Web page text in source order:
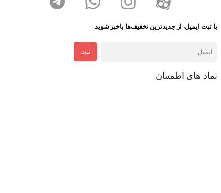
با ثبت ایمیل، از جدید‌ترین تخفیف‌ها با‌خبر شوید
ثبت
نماد های اطمینان